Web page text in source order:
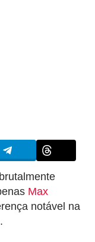
Max
notável na